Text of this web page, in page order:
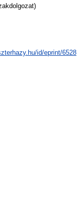
id/eprint/6528